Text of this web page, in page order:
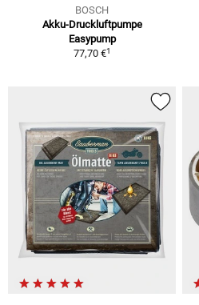
BOSCH
Akku-Druckluftpumpe
Easypump
77,70 €1